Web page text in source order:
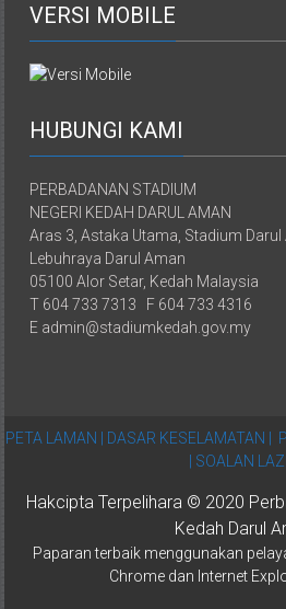
VERSI MOBILE
HUBUNGI KAMI
PERBADANAN STADIUM
NEGERI KEDAH DARUL AMAN
Aras 3, Astaka Utama, Stadium Darul
Lebuhraya Darul Aman
05100 Alor Setar, Kedah Malaysia
T 604 733 7313 F 604 733 4316
E admin@stadiumkedah.gov.my
PETA LAMAN | DASAR KESELAMATAN |
SOALAN
Hakcipta Terpelihara © 2020
Kedah Darul
Paparan terbaik menggunakan
Chrome dan Internet